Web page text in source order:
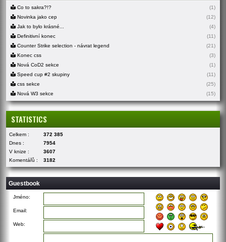
Co to sakra?!?
(1)
Novinka jako cep
(12)
Jak to bylo krásné...
(4)
Definitivní konec
(11)
Counter Strike selection - návrat legend
(21)
Konec css
(3)
Nová CoD2 sekce
(1)
Speed cup #2 skupiny
(11)
css sekce
(25)
Nová W3 sekce
(15)
STATISTICS
Celkem :
372 385
Dnes :
7954
V knize :
3607
Komentářů :
3182
Guestbook
Jméno:
Email:
Web: